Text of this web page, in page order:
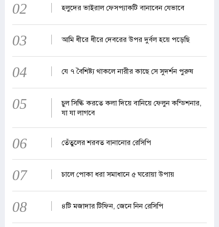
02 হলুদের ভাইরাল ফেসপ্যাকটি বানাবেন যেভাবে
03 আমি ধীরে ধীরে দেবরের উপর দুর্বল হয়ে পড়েছি
04 যে ৭ বৈশিষ্ট্য থাকলে নারীর কাছে সে সুদর্শন পুরুষ
05
চুল সিল্কি করতে কলা দিয়ে বানিয়ে ফেলুন কন্ডিশনার,
যা যা লাগবে
06 তেঁতুলের শরবত বানানোর রেসিপি
07 চালে পোকা ধরা সমাধানে ৫ ঘরোয়া উপায়
08 ৪টি মজাদার টিফিন, জেনে নিন রেসিপি